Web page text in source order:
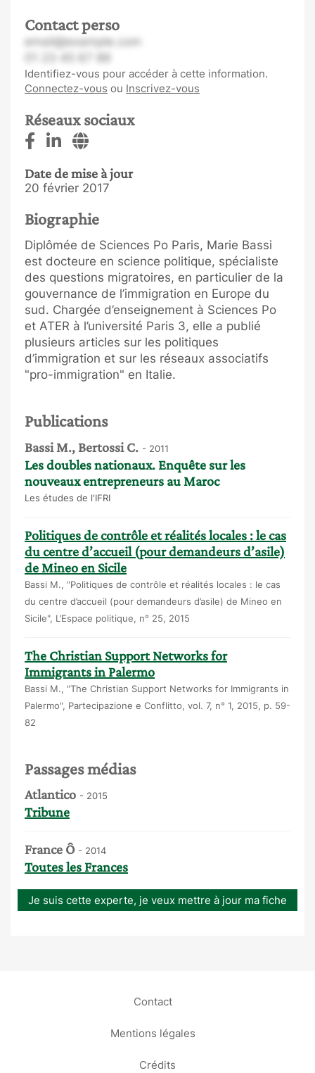
Contact perso
email@example.com
Identifiez-vous pour accéder à cette information.
Connectez-vous ou Inscrivez-vous
Réseaux sociaux
Date de mise à jour
20 février 2017
Biographie
Diplômée de Sciences Po Paris, Marie Bassi
est docteure en science politique, spécialiste
des questions migratoires, en particulier de la
gouvernance de l’immigration en Europe du
sud. Chargée d’enseignement à Sciences Po
et ATER à l’université Paris 3, elle a publié
plusieurs articles sur les politiques
d’immigration et sur les réseaux associatifs
"pro-immigration" en Italie.
Publications
Bassi M., Bertossi C. - 2011
Les doubles nationaux. Enquête sur les
nouveaux entrepreneurs au Maroc
Les études de l'IFRI
Politiques de contrôle et réalités locales : le cas
du centre d’accueil (pour demandeurs d’asile)
de Mineo en Sicile
Bassi M., "Politiques de contrôle et réalités locales : le cas
du centre d’accueil (pour demandeurs d’asile) de Mineo en
Sicile", L’Espace politique, n° 25, 2015
The Christian Support Networks for
Immigrants in Palermo
Bassi M., "The Christian Support Networks for Immigrants in
Palermo", Partecipazione e Conflitto, vol. 7, n° 1, 2015, p. 59-
82
Passages médias
Atlantico - 2015
Tribune
France Ô - 2014
Toutes les Frances
Je suis cette experte, je veux mettre à jour ma fiche
Contact
Mentions légales
Crédits